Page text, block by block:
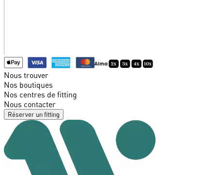
Nous trouver
Nos boutiques
Nos centres de fitting
Nous contacter
Réserver un fitting